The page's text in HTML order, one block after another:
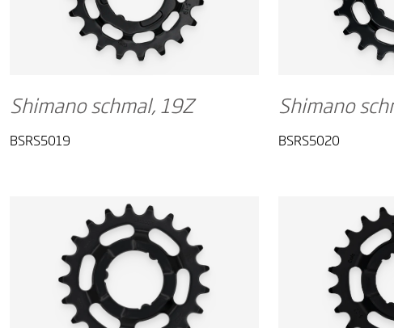
Shimano schmal, 19Z
BSRS5019
Shimano
BSRS5020